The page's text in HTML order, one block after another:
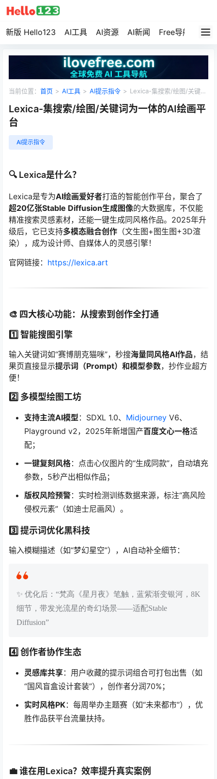
新版 Hello123 AI工具 AI资源 AI新闻 Free导航 资
当前位置： 首页 > AI工具 > AI提示指令 > Lexica-集搜索/绘图/关键词
Lexica-集搜索/绘图/关键词为一体的AI绘画平
台
AI提示指令
🔍 Lexica是什么？
Lexica是专为AI绘画爱好者打造的智能创作平台，聚合了
超20亿张Stable Diffusion生成图像的大数据库，不仅能
精准搜索灵感素材，还能一键生成同风格作品。2025年升
级后，它已支持多模态融合创作 （文生图+图生图+3D渲
染），成为设计师、自媒体人的灵感引擎！
官网链接： https://lexica.art
🎨 四大核心功能：从搜索到创作全打通
1️⃣ 智能搜图引擎
输入关键词如“赛博朋克猫咪”，秒搜海量同风格AI作品，结
果页直接显示提示词（Prompt）和模型参数，抄作业超方
便！
2️⃣ 多模型绘图工坊
支持主流AI模型：SDXL 1.0、 Midjourney V6、
Playground v2，2025年新增国产百度文心一格适
配；
一键复刻风格：点击心仪图片的“生成同款”，自动填充
参数，5秒产出相似作品；
版权风险预警：实时检测训练数据来源，标注“高风险
侵权元素”（如迪士尼画风）。
3️⃣ 提示词优化黑科技
输入模糊描述（如“梦幻星空”），AI自动补全细节：
✨ 优化后：“梵高《星月夜》笔触，蓝紫渐变银河，8K
细节，带发光流星的奇幻场景——适配Stable
Diffusion”
4️⃣ 创作者协作生态
灵感库共享：用户收藏的提示词组合可打包出售（如
“国风盲盒设计套装”），创作者分润70%；
实时风格PK：每周举办主题赛（如“未来都市”），优
胜作品获平台流量扶持。
💼 谁在用Lexica？效率提升真实案例